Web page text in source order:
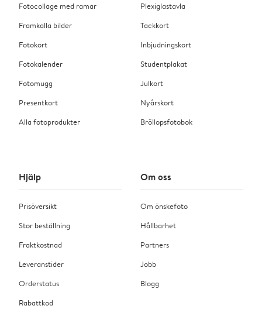
Fotocollage med ramar
Framkalla bilder
Fotokort
Fotokalender
Fotomugg
Presentkort
Alla fotoprodukter
Plexiglastavla
Tackkort
Inbjudningskort
Studentplakat
Julkort
Nyårskort
Bröllopsfotobok
Hjälp
Prisöversikt
Stor beställning
Fraktkostnad
Leveranstider
Orderstatus
Rabattkod
Om oss
Om önskefoto
Hållbarhet
Partners
Jobb
Blogg